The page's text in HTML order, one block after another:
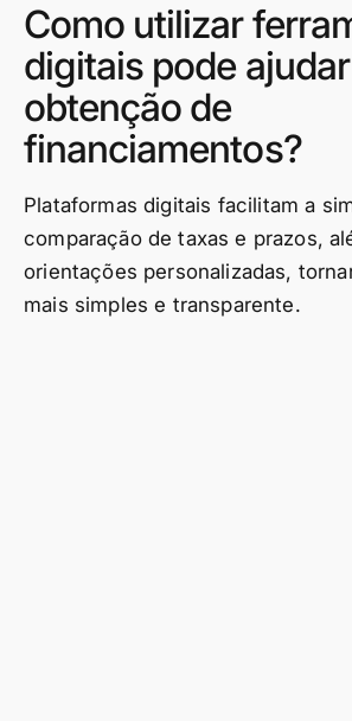
Como utilizar
digitais pode
obtenção de
financiamentos?
Plataformas digitais facilitam a
comparação de taxas e prazos,
orientações personalizadas,
mais simples e transparente.